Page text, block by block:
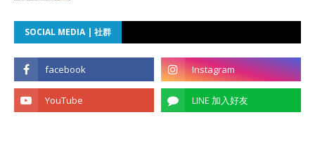
SOCIAL MEDIA | 社群